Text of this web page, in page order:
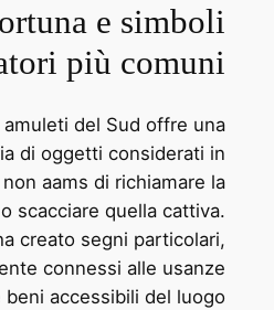
e simboli
più comuni
del Sud offre una
di oggetti considerati in
aams di richiamare la
scacciare quella cattiva.
creato segni particolari,
connessi alle usanze
accessibili del luogo.